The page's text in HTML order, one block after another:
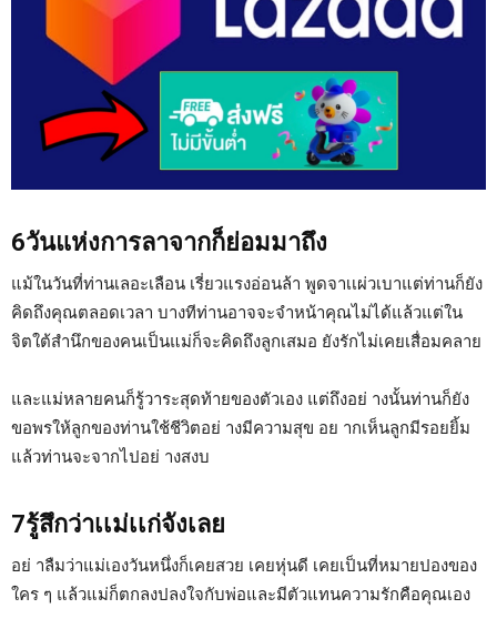
6วันแห่งการลาจากก็ย่อมมาถึง
แม้ในวันที่ท่านเลอะเลือน เรี่ยวแรงอ่อนล้า พูดจาเเผ่วเบาแต่ท่านก็ยัง
คิดถึงคุณตลอดเวลา บางทีท่านอาจจะจำหน้าคุณไม่ได้แล้วแต่ใน
จิตใต้สำนึกของคนเป็นแม่ก็จะคิดถึงลูกเสมอ ยังรักไม่เคยเสื่อมคลาย
และแม่หลายคนก็รู้วาระสุดท้ายของตัวเอง แต่ถึงอย่ างนั้นท่านก็ยัง
ขอพรให้ลูกของท่านใช้ชีวิตอย่ างมีความสุข อย ากเห็นลูกมีรอยยิ้ม
แล้วท่านจะจากไปอย่ างสงบ
7รู้สึกว่าเเม่เเก่จังเลย
อย่ าลืมว่าแม่เองวันหนึ่งก็เคยสวย เคยหุ่นดี เคยเป็นที่หมายปองของ
ใคร ๆ แล้วแม่ก็ตกลงปลงใจกับพ่อและมีตัวแทนความรักคือคุณเอง